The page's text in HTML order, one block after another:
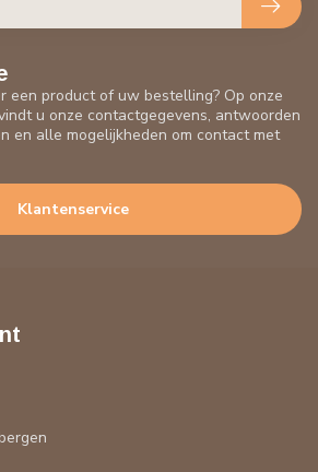
een product of uw bestelling? Op onze
u onze contactgegevens, antwoorden
en alle mogelijkheden om contact met
Klantenservice